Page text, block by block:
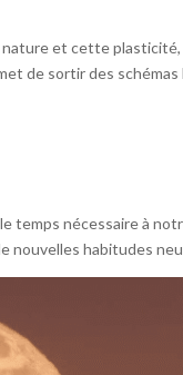
et cette
de sortir des
temps nécessaire à
nouvelles habitudes